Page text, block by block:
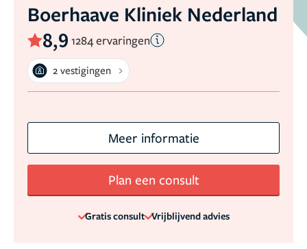
Boerhaave Kliniek Nederland
8,9 1284 ervaringen
2 vestigingen
Meer informatie
Plan een consult
Gratis consult Vrijblijvend advies